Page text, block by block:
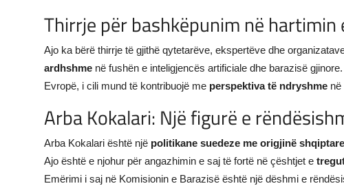
Thirrje për bashkëpunim në hartimin
Ajo ka bërë thirrje të gjithë qytetarëve, ekspertëve dhe
ardhshme në fushën e inteligjencës artificiale dhe barazisë
Evropë, i cili mund të kontribuojë me perspektiva të ndryshme
Arba Kokalari: Një figurë e
Arba Kokalari është një politikane suedeze me origjinë shqiptare
Ajo është e njohur për angazhimin e saj të fortë në çështjet e
Emërimi i saj në Komisionin e Barazisë është një dëshmi e